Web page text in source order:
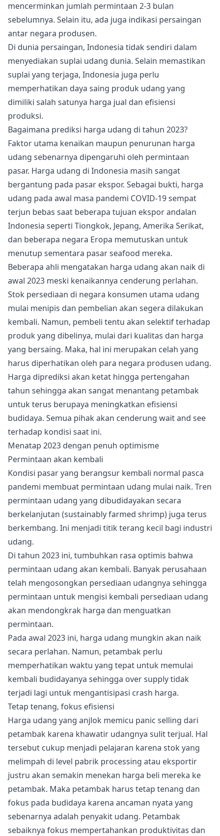
mencerminkan jumlah permintaan 2-3 bulan
sebelumnya. Selain itu, ada juga indikasi persaingan
antar negara produsen.
Di dunia persaingan, Indonesia tidak sendiri dalam
menyediakan suplai udang dunia. Selain memastikan
suplai yang terjaga, Indonesia juga perlu
memperhatikan daya saing produk udang yang
dimiliki salah satunya harga jual dan efisiensi
produksi.
Bagaimana prediksi harga udang di tahun 2023?
Faktor utama kenaikan maupun penurunan harga
udang sebenarnya dipengaruhi oleh permintaan
pasar. Harga udang di Indonesia masih sangat
bergantung pada pasar ekspor. Sebagai bukti, harga
udang pada awal masa pandemi COVID-19 sempat
terjun bebas saat beberapa tujuan ekspor andalan
Indonesia seperti Tiongkok, Jepang, Amerika Serikat,
dan beberapa negara Eropa memutuskan untuk
menutup sementara pasar seafood mereka.
Beberapa ahli mengatakan harga udang akan naik di
awal 2023 meski kenaikannya cenderung perlahan.
Stok persediaan di negara konsumen utama udang
mulai menipis dan pembelian akan segera dilakukan
kembali. Namun, pembeli tentu akan selektif terhadap
produk yang dibelinya, mulai dari kualitas dan harga
yang bersaing. Maka, hal ini merupakan celah yang
harus diperhatikan oleh para negara produsen udang.
Harga diprediksi akan ketat hingga pertengahan
tahun sehingga akan sangat menantang petambak
untuk terus berupaya meningkatkan efisiensi
budidaya. Semua pihak akan cenderung wait and see
terhadap kondisi saat ini.
Menatap 2023 dengan penuh optimisme
Permintaan akan kembali
Kondisi pasar yang berangsur kembali normal pasca
pandemi membuat permintaan udang mulai naik. Tren
permintaan udang yang dibudidayakan secara
berkelanjutan (sustainably farmed shrimp) juga terus
berkembang. Ini menjadi titik terang kecil bagi industri
udang.
Di tahun 2023 ini, tumbuhkan rasa optimis bahwa
permintaan udang akan kembali. Banyak perusahaan
telah mengosongkan persediaan udangnya sehingga
permintaan untuk mengisi kembali persediaan udang
akan mendongkrak harga dan menguatkan
permintaan.
Pada awal 2023 ini, harga udang mungkin akan naik
secara perlahan. Namun, petambak perlu
memperhatikan waktu yang tepat untuk memulai
kembali budidayanya sehingga over supply tidak
terjadi lagi untuk mengantisipasi crash harga.
Tetap tenang, fokus efisiensi
Harga udang yang anjlok memicu panic selling dari
petambak karena khawatir udangnya sulit terjual. Hal
tersebut cukup menjadi pelajaran karena stok yang
melimpah di level pabrik processing atau eksportir
justru akan semakin menekan harga beli mereka ke
petambak. Maka petambak harus tetap tenang dan
fokus pada budidaya karena ancaman nyata yang
sebenarnya adalah penyakit udang. Petambak
sebaiknya fokus mempertahankan produktivitas dan